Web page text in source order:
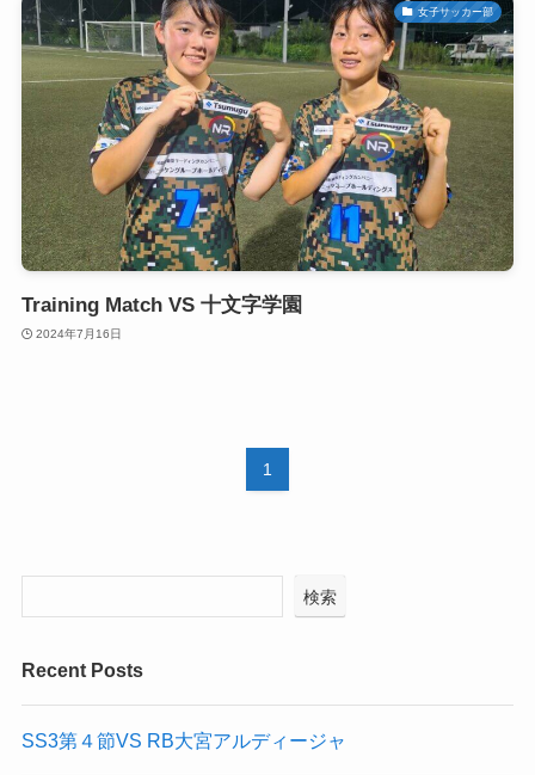
女子サッカー部
Training Match VS 十文字学園
2024年7月16日
1
検索
Recent Posts
SS3第４節VS RB大宮アルディージャ